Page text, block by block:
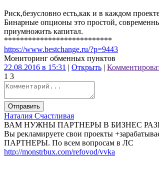
Риск,безусловно есть,как и в каждом
Бинарные опционы это простой,
приумножить капитал.
***************************
https://www.bestchange.ru/?p=9443
Мониторинг обменных пунктов
22.08.2016 в 15:31 | Открыть |
1 3
Отправить
Наталия Счастливая
ВАМ НУЖНЫ ПАРТНЕРЫ В БИЗНЕС
Вы рекламируете свои проекты
ПАРТНЕРЫ. По всем вопросам в ЛС
http://monstrbux.com/refovod/vvka